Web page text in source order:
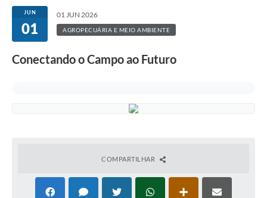
SECRETARIA E DEPARTAMENTOS
Planos Municipais
Defesa Civil
JUN
01
01 JUN 2026
AGROPECUÁRIA E MEIO AMBIENTE
Conectando o Campo ao Futuro
COMPARTILHAR